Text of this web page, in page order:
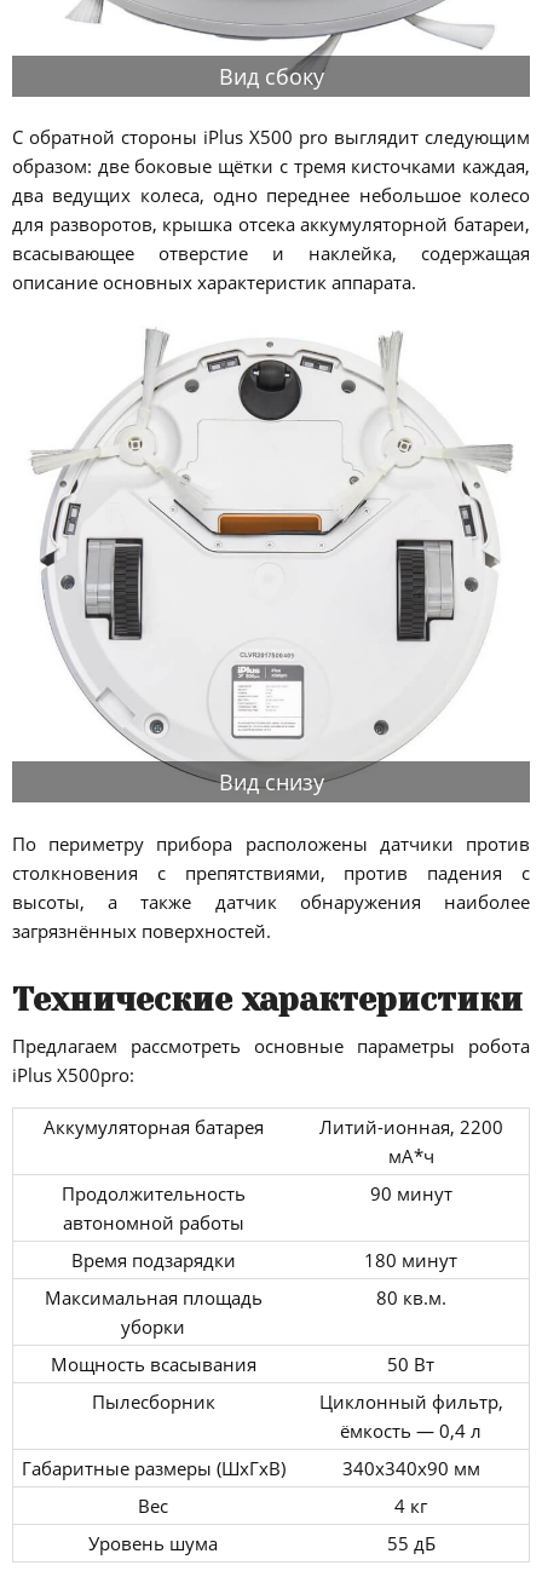
Вид сбоку
С обратной стороны iPlus X500 pro выглядит следующим
образом: две боковые щётки с тремя кисточками каждая,
два ведущих колеса, одно переднее небольшое колесо
для разворотов, крышка отсека аккумуляторной батареи,
всасывающее отверстие и наклейка, содержащая
описание основных характеристик аппарата.
Вид снизу
По периметру прибора расположены датчики против
столкновения с препятствиями, против падения с
высоты, а также датчик обнаружения наиболее
загрязнённых поверхностей.
Технические характеристики
Предлагаем рассмотреть основные параметры робота
iPlus X500pro:
Аккумуляторная батарея
Литий-ионная, 2200
мА*ч
Продолжительность
автономной работы
90 минут
Время подзарядки
180 минут
Максимальная площадь
уборки
80 кв.м.
Мощность всасывания
50 Вт
Пылесборник
Циклонный фильтр,
ёмкость — 0,4 л
Габаритные размеры (ШхГхВ)
340х340х90 мм
Вес
4 кг
Уровень шума
55 дБ